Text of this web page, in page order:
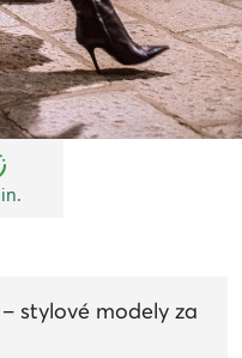
Trendy
stylové modely za